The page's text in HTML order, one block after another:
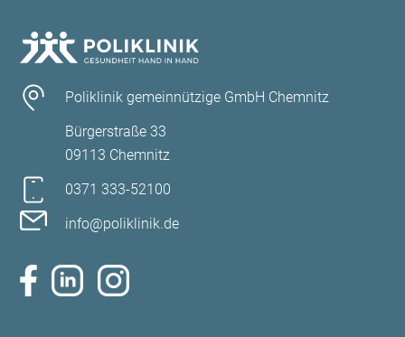
Poliklinik gemeinnützige GmbH Chemnitz
Bürgerstraße 33
09113 Chemnitz
0371 333-52100
info@poliklinik.de